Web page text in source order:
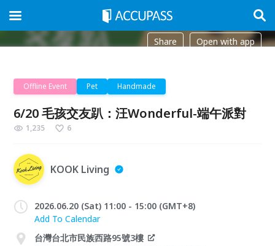
Share Open with app
Offline Event Pet Handmade
6/20 毛孩交友趴：汪Wonderful-端午派對
1,235 6
KOOK Living
2026.06.20 (Sat) 11:00 - 15:00 (GMT+8)
Add To Calendar
台灣台北市民族西路95號3樓